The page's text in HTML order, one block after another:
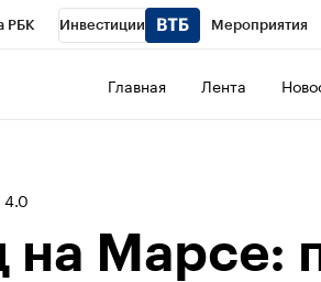
РБК Инвестиции Мероприятия
Главная Лента
4.0
на Марсе: